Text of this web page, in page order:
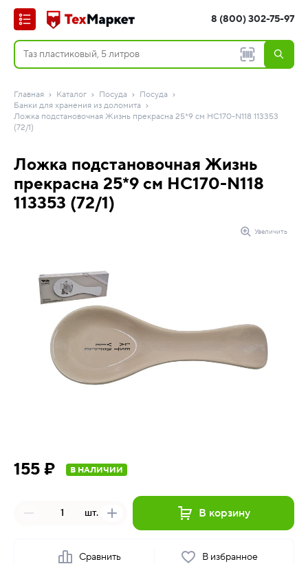
8 (800) 302-75-97
Главная Каталог Посуда
Посуда
Банки для хранения из доломита
Ложка подстановочная Жизнь прекрасна 25*9 см HC170-N118 113353
(72/1)
Ложка подстановочная Жизнь
прекрасна 25*9 см HC170-N118
113353 (72/1)
Увеличить
155 ₽ В НАЛИЧИИ
шт. В корзину
Сравнить В избранное